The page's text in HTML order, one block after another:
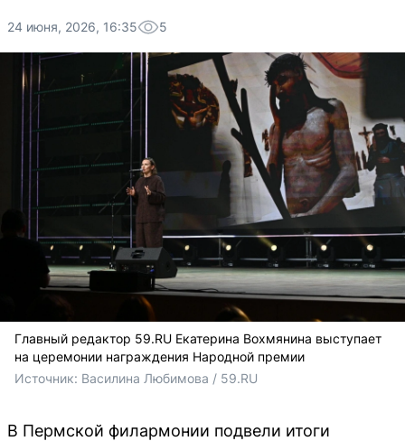
24 июня, 2026, 16:35 5
Главный редактор 59.RU Екатерина Вохмянина выступает
на церемонии награждения Народной премии
Источник: Василина Любимова / 59.RU
В Пермской филармонии подвели итоги